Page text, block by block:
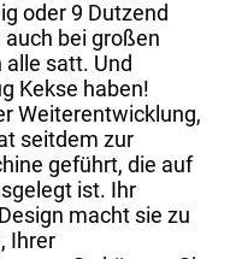
oder 9 Dutzend
bei großen
satt. Und
Kekse haben!
Weiterentwicklung,
seitdem zur
geführt, die auf
ist. Ihr
macht sie zu
Ihrer